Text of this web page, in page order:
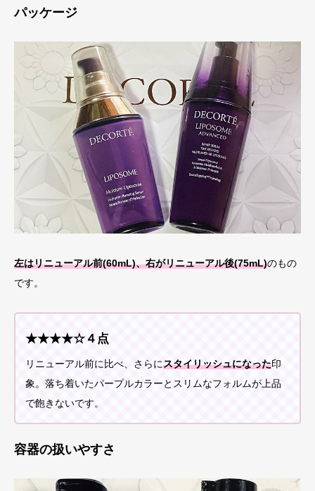
パッケージ
左はリニューアル前(60mL)、右がリニューアル後(75mL)のもの
です。
★★★★☆４点
リニューアル前に比べ、さらにスタイリッシュになった印
象。落ち着いたパープルカラーとスリムなフォルムが上品
で飽きないです。
容器の扱いやすさ